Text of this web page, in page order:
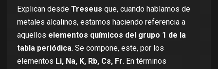
Explican desde Treseus que, cuando hablamos de
metales alcalinos, estamos haciendo referencia a
aquellos elementos químicos del grupo 1 de la
tabla periódica. Se compone, este, por los
elementos Li, Na, K, Rb, Cs, Fr. En términos